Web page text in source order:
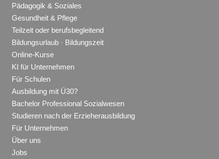
Pädagogik & Soziales
Gesundheit & Pflege
Teilzeit oder berufsbegleitend
Bildungsurlaub · Bildungszeit
Online-Kurse
KI für Unternehmen
Für Schulen
Ausbildung mit Ü30?
Bachelor Professional Sozialwesen
Studieren nach der Erzieherausbildung
Für Unternehmen
Über uns
Jobs